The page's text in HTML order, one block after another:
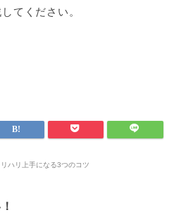
てください。
ハリ上手になる3つのコツ